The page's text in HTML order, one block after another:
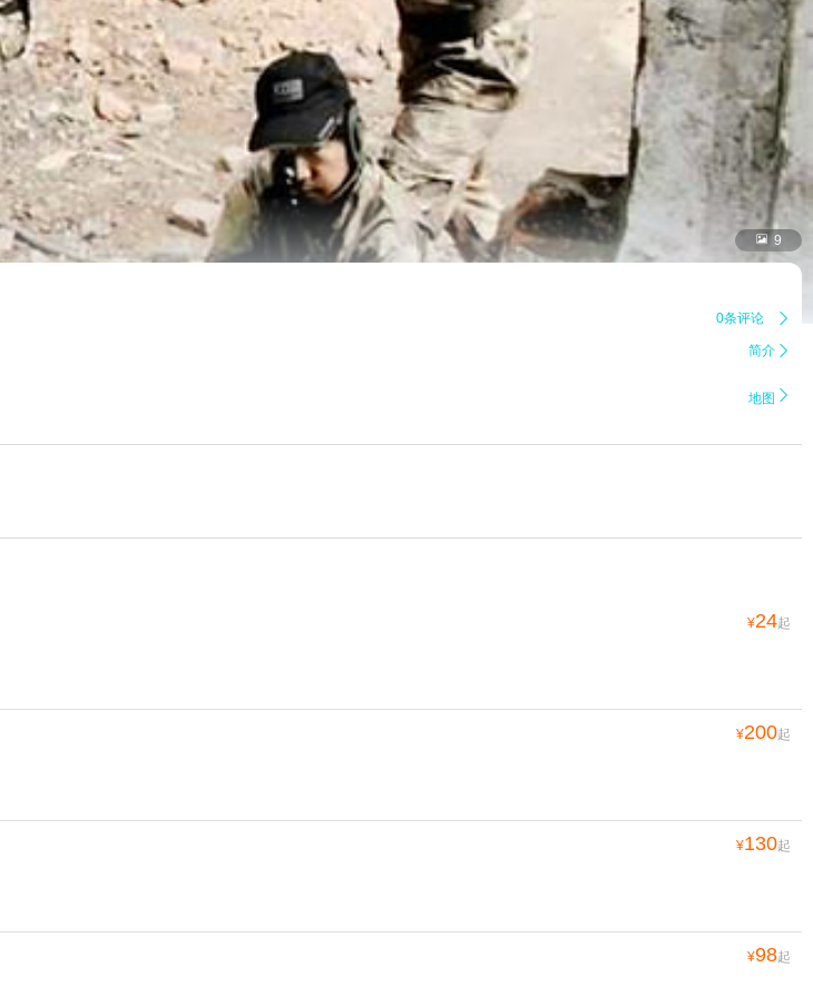
 9
0条评论 
简介 
地图 
¥24起
¥200起
¥130起
¥98起